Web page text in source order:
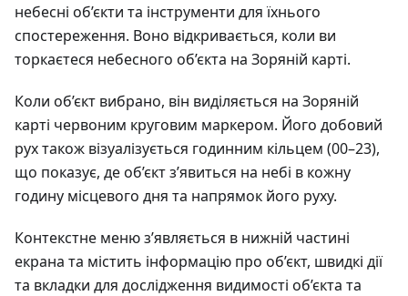
небесні об’єкти та інструменти для їхнього
спостереження. Воно відкривається, коли ви
торкаєтеся небесного об’єкта на Зоряній карті.
Коли об’єкт вибрано, він виділяється на Зоряній
карті червоним круговим маркером. Його добовий
рух також візуалізується годинним кільцем (00–23),
що показує, де об’єкт з’явиться на небі в кожну
годину місцевого дня та напрямок його руху.
Контекстне меню з’являється в нижній частині
екрана та містить інформацію про об’єкт, швидкі дії
та вкладки для дослідження видимості об’єкта та